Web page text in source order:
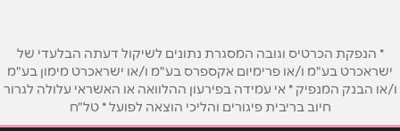
טלפון *
גיבורי ישראל 17
* הנפקת הכרטיס וגובה המסגרת נתונים לשיקול דעתה הבלעדי של
ישראכרט בע"מ ו/או פרימיום אקספרס בע"מ ו/או ישראכרט מימון בע"מ
ו/או הבנק המנפיק * אי עמידה בפירעון ההלוואה או האשראי עלולה לגרור
חיוב בריבית פיגורים והליכי הוצאה לפועל * טל"ח